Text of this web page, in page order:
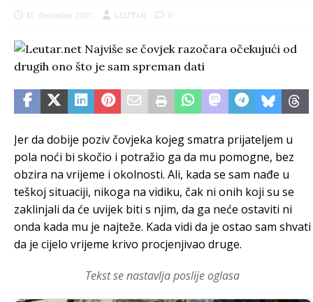
12. decembar 2017. LEUTAR 0
Jer da dobije poziv čovjeka kojeg smatra prijateljem u
pola noći bi skočio i potražio ga da mu pomogne, bez
obzira na vrijeme i okolnosti. Ali, kada se sam nađe u
teškoj situaciji, nikoga na vidiku, čak ni onih koji su se
zaklinjali da će uvijek biti s njim, da ga neće ostaviti ni
onda kada mu je najteže. Kada vidi da je ostao sam shvati
da je cijelo vrijeme krivo procjenjivao druge.
Tekst se nastavlja poslije oglasa